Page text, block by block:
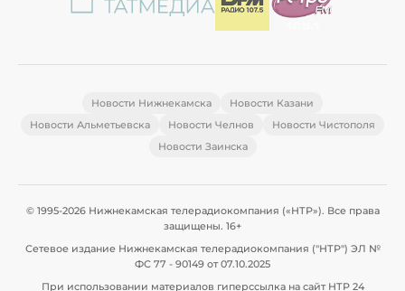
Новости Нижнекамска
Новости Казани
Новости Альметьевска
Новости Челнов
Новости Чистополя
Новости Заинска
© 1995-2026 Нижнекамская телерадиокомпания («НТР»). Все права
защищены. 16+
Сетевое издание Нижнекамская телерадиокомпания ("НТР") ЭЛ №
ФС 77 - 90149 от 07.10.2025
При использовании материалов гиперссылка на сайт НТР 24